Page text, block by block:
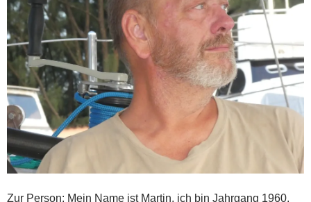
Zur Person: Mein Name ist Martin, ich bin Jahrgang 1960,